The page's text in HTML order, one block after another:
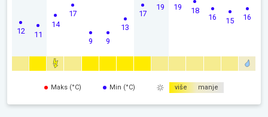
12 11
14
17
9 9
13
17
19 19 18
16 15 16
Maks (°C) Min (°C) više manje